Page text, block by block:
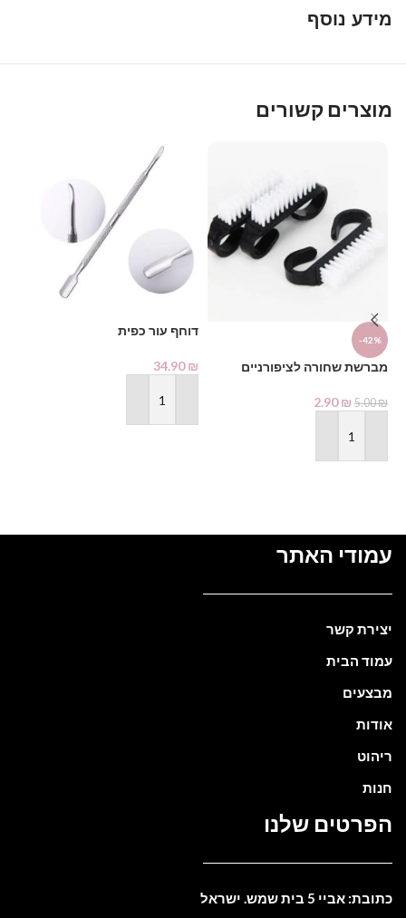
מידע נוסף
מוצרים קשורים
-42%
מברשת שחורה לציפורניים
5.00₪
2.90₪
הוספה לסל
דוחף עור כפית
34.90₪
הוספה לסל
עמודי האתר
יצירת קשר
עמוד הבית
מבצעים
אודות
ריהוט
חנות
הפרטים שלנו
כתובת: אביי 5 בית שמש. ישראל